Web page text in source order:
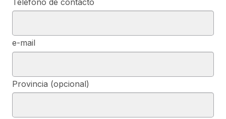
e-mail
Provincia (opcional)